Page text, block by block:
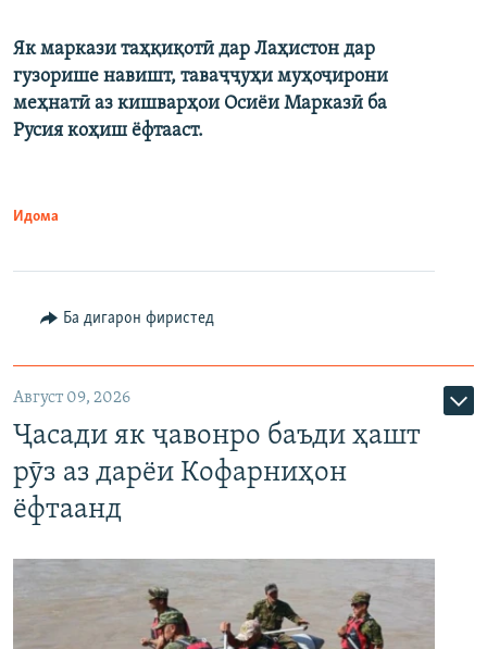
Як маркази таҳқиқотӣ дар Лаҳистон дар
гузорише навишт, таваҷҷуҳи муҳоҷирони
меҳнатӣ аз кишварҳои Осиёи Марказӣ ба
Русия коҳиш ёфтааст.
Идома
Ба дигарон фиристед
Август 09, 2026
Ҷасади як ҷавонро баъди ҳашт
рӯз аз дарёи Кофарниҳон
ёфтаанд